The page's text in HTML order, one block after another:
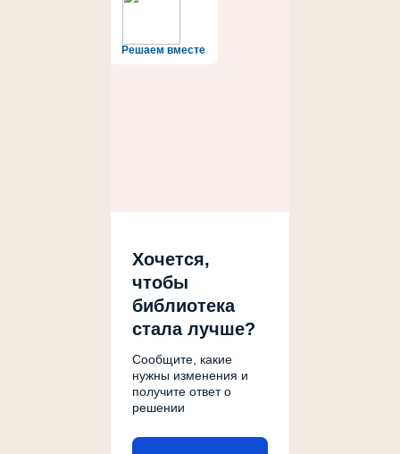
Решаем вместе
Хочется,
чтобы
библиотека
стала лучше?
Сообщите, какие
нужны изменения и
получите ответ о
решении